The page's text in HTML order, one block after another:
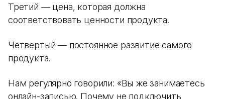
Третий — цена, которая должна
соответствовать ценности продукта.
Четвертый — постоянное развитие самого
продукта.
Нам регулярно говорили: «Вы же занимаетесь
онлайн-записью. Почему не подключить